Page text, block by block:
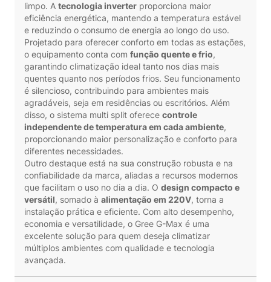
limpo. A tecnologia inverter proporciona maior
eficiência energética, mantendo a temperatura estável
e reduzindo o consumo de energia ao longo do uso.
Projetado para oferecer conforto em todas as estações,
o equipamento conta com função quente e frio,
garantindo climatização ideal tanto nos dias mais
quentes quanto nos períodos frios. Seu funcionamento
é silencioso, contribuindo para ambientes mais
agradáveis, seja em residências ou escritórios. Além
disso, o sistema multi split oferece controle
independente de temperatura em cada ambiente,
proporcionando maior personalização e conforto para
diferentes necessidades.
Outro destaque está na sua construção robusta e na
confiabilidade da marca, aliadas a recursos modernos
que facilitam o uso no dia a dia. O design compacto e
versátil, somado à alimentação em 220V, torna a
instalação prática e eficiente. Com alto desempenho,
economia e versatilidade, o Gree G-Max é uma
excelente solução para quem deseja climatizar
múltiplos ambientes com qualidade e tecnologia
avançada.